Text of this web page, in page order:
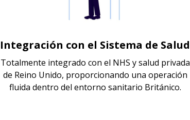
Integración con el Sistema de Salud
Totalmente integrado con el NHS y salud privada
de Reino Unido, proporcionando una operación
fluida dentro del entorno sanitario Británico.